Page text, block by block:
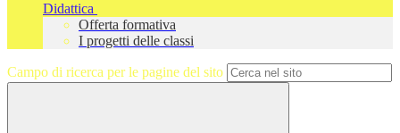
Didattica
Offerta formativa
I progetti delle classi
Campo di ricerca per le pagine del sito